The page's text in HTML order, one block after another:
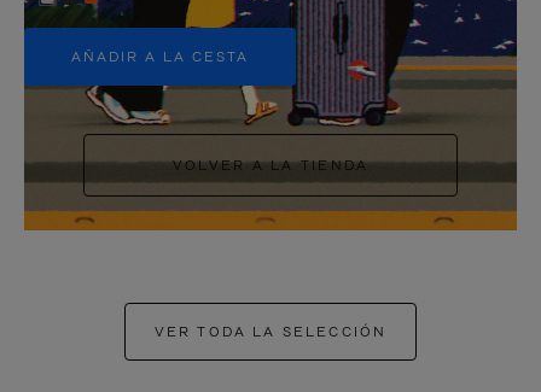
AÑADIR A LA CESTA
VOLVER A LA TIENDA
VER TODA LA SELECCIÓN